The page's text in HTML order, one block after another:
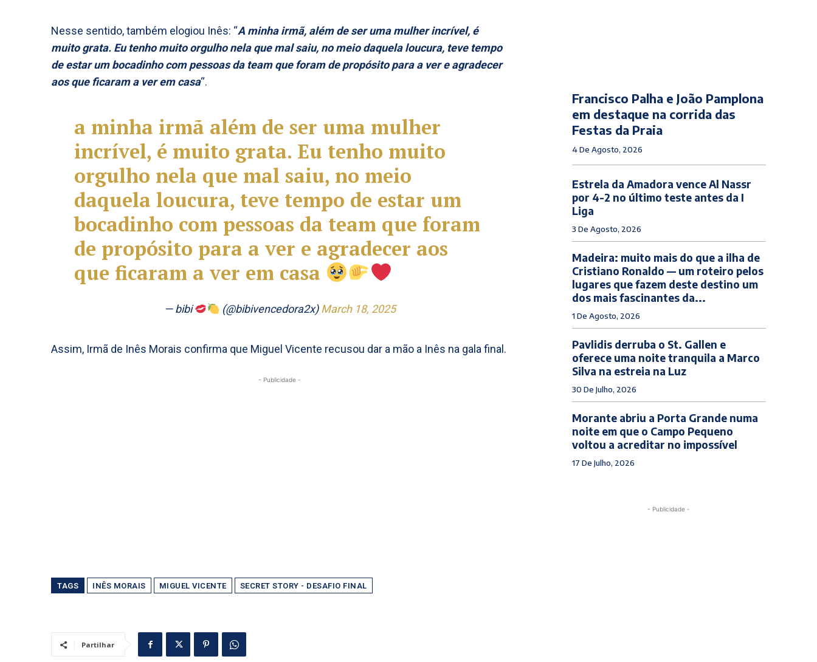
Nesse sentido, também elogiou Inês: “A minha irmã, além de ser uma mulher incrível, é
muito grata. Eu tenho muito orgulho nela que mal saiu, no meio daquela loucura, teve tempo
de estar um bocadinho com pessoas da team que foram de propósito para a ver e agradecer
aos que ficaram a ver em casa“.
a minha irmã além de ser uma mulher
incrível, é muito grata. Eu tenho muito
orgulho nela que mal saiu, no meio
daquela loucura, teve tempo de estar um
bocadinho com pessoas da team que foram
de propósito para a ver e agradecer aos
que ficaram a ver em casa
— bibi (@bibivencedora2x)March 18, 2025
Assim, Irmã de Inês Morais confirma que Miguel Vicente recusou dar a mão a Inês na gala final.
- Publicidade -
TAGS INÊS MORAIS MIGUEL VICENTE SECRET STORY - DESAFIO FINAL
Partilhar
Francisco Palha e João Pamplona
em destaque na corrida das
Festas da Praia
4 De Agosto, 2026
Estrela da Amadora vence Al Nassr
por 4-2 no último teste antes da I
Liga
3 De Agosto, 2026
Madeira: muito mais do que a ilha de
Cristiano Ronaldo — um roteiro pelos
lugares que fazem deste destino um
dos mais fascinantes da...
1 De Agosto, 2026
Pavlidis derruba o St. Gallen e
oferece uma noite tranquila a Marco
Silva na estreia na Luz
30 De Julho, 2026
Morante abriu a Porta Grande numa
noite em que o Campo Pequeno
voltou a acreditar no impossível
17 De Julho, 2026
- Publicidade -